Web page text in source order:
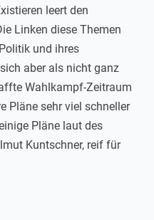
leert den
Linken diese Themen
und ihres
aber als nicht ganz
Wahlkampf-Zeitraum
Pläne sehr viel schneller
Pläne laut des
Kuntschner, reif für